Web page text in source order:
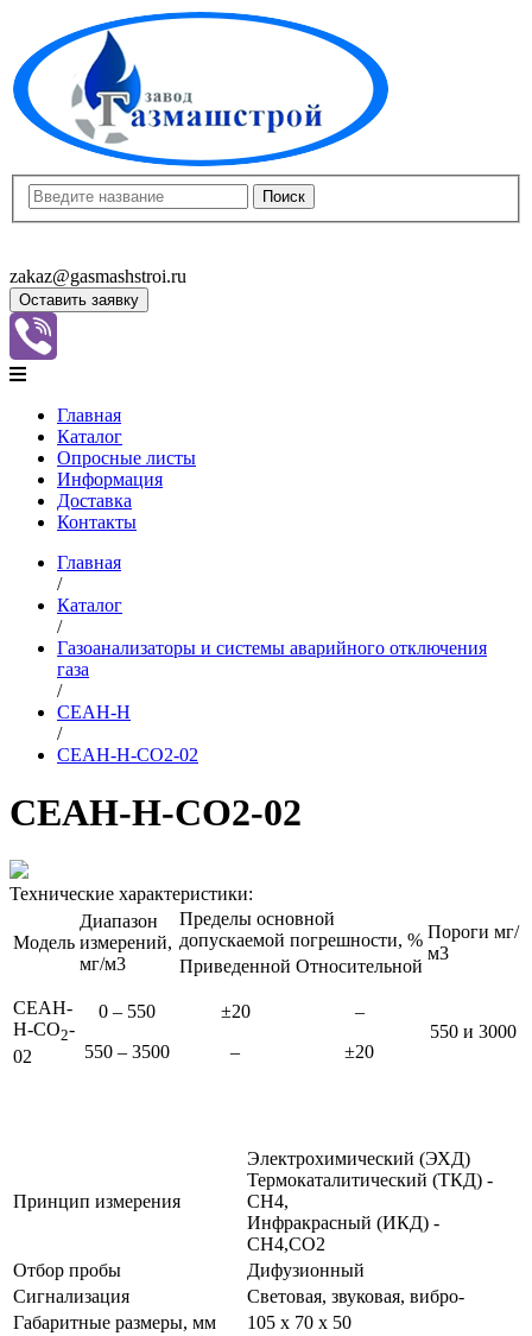
zakaz@gasmashstroi.ru
Оставить заявку
Главная
Каталог
Опросные листы
Информация
Доставка
Контакты
Главная
/
Каталог
/
Газоанализаторы и системы аварийного отключения
газа
/
СЕАН-Н
/
СЕАН-Н-СО2-02
СЕАН-Н-СО2-02
Технические характеристики:
Модель
Диапазон
измерений,
мг/м3
Пределы основной
допускаемой погрешности, % Пороги мг/
м3
Приведенной Относительной
СЕАН-
Н-СО2-
02
0 – 550
550 – 3500
±20
–
–
±20
550 и 3000
Принцип измерения
Электрохимический (ЭХД)
Термокаталитический (ТКД) -
СН4,
Инфракрасный (ИКД) -
СН4,СО2
Отбор пробы
Дифузионный
Сигнализация
Световая, звуковая, вибро-
Габаритные размеры, мм
105 x 70 x 50